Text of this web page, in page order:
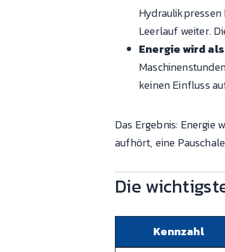
Leerlauf weiter.
Energie wird
keinen Einfluss
Das Ergebnis:
aufhört, eine
Die
Kennzahl